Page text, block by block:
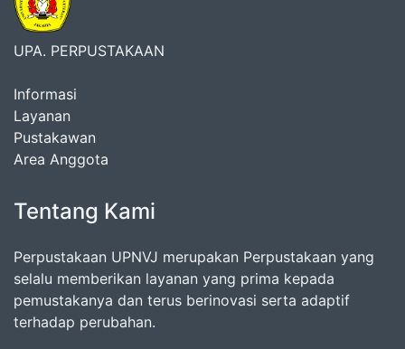
UPA. PERPUSTAKAAN
Informasi
Layanan
Pustakawan
Area Anggota
Tentang Kami
Perpustakaan UPNVJ merupakan Perpustakaan yang
selalu memberikan layanan yang prima kepada
pemustakanya dan terus berinovasi serta adaptif
terhadap perubahan.